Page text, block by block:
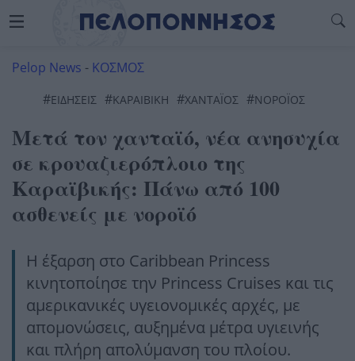
Pelop News - ΚΟΣΜΟΣ
#ΕΙΔΗΣΕΙΣ #ΚΑΡΑΙΒΙΚΗ #ΧΑΝΤΑΪΌΣ #ΝΟΡΟΪΌΣ
Μετά τον χανταϊό, νέα ανησυχία
σε κρουαζιερόπλοιο της
Καραϊβικής: Πάνω από 100
ασθενείς με νοροϊό
Η έξαρση στο Caribbean Princess
κινητοποίησε την Princess Cruises και τις
αμερικανικές υγειονομικές αρχές, με
απομονώσεις, αυξημένα μέτρα υγιεινής
και πλήρη απολύμανση του πλοίου.